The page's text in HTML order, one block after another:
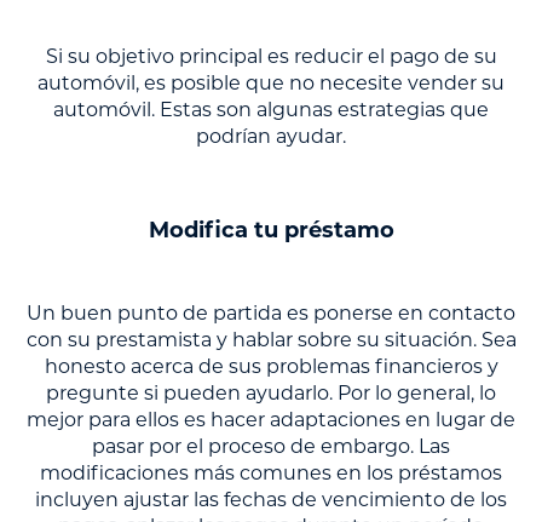
Si su objetivo principal es reducir el pago de su
automóvil, es posible que no necesite vender su
automóvil. Estas son algunas estrategias que
podrían ayudar.
Modifica tu préstamo
Un buen punto de partida es ponerse en contacto
con su prestamista y hablar sobre su situación. Sea
honesto acerca de sus problemas financieros y
pregunte si pueden ayudarlo. Por lo general, lo
mejor para ellos es hacer adaptaciones en lugar de
pasar por el proceso de embargo. Las
modificaciones más comunes en los préstamos
incluyen ajustar las fechas de vencimiento de los